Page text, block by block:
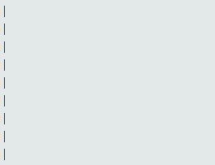
|
|
|
|
|
|
|
|
|